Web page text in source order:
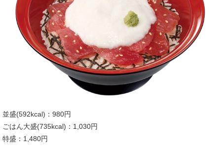
並盛(592kcal)：980円
ごはん大盛(735kcal)：1,030円
特盛：1,480円